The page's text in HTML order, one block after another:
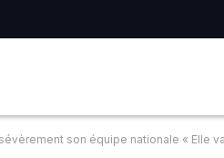
son équipe nationale «